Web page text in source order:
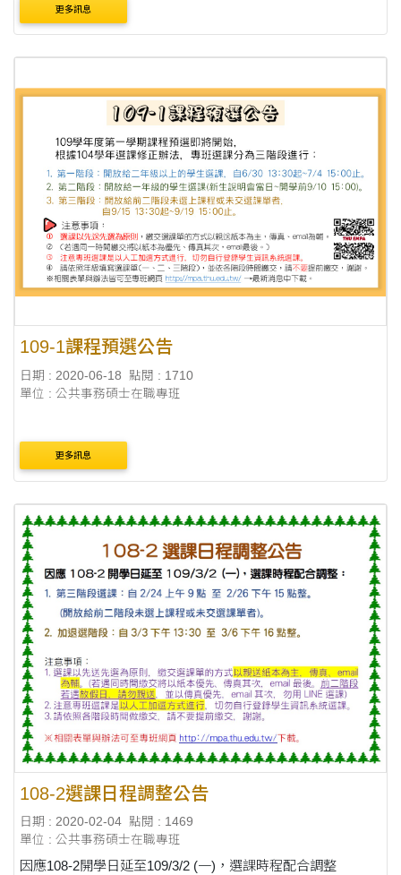
間內辦理喔!! 【辦理時間】 12月7日(....
更多訊息
109-1課程預選公告
日期 : 2020-06-18
點閱 : 1710
單位 : 公共事務碩士在職專班
更多訊息
108-2選課日程調整公告
日期 : 2020-02-04 點閱 : 1469
單位 : 公共事務碩士在職專班
因應108-2開學日延至109/3/2 (一)，選課時程配合調整